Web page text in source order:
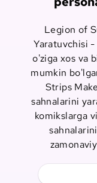
Legion of
Yaratuvchisi
o'ziga xos va
mumkin
Strips
sahnalarini
komikslarga